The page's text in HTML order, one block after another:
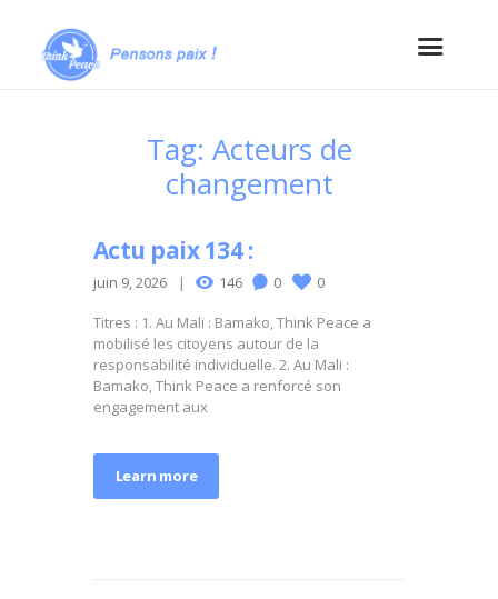
Tag: Acteurs de
changement
Actu paix 134 :
juin 9, 2026 146 0 0
Titres : 1. Au Mali : Bamako, Think Peace a
mobilisé les citoyens autour de la
responsabilité individuelle. 2. Au Mali :
Bamako, Think Peace a renforcé son
engagement aux
Learn more